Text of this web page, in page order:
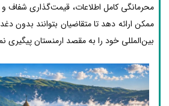
محرمانگی کامل اطلاعات، قیمت‌گذاری شفاف
ممکن ارائه دهد تا متقاضیان بتوانند بدون
بین‌المللی خود را به مقصد ارمنستان پیگیری